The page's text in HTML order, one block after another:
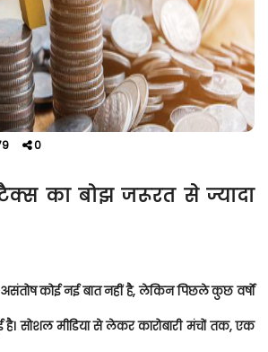
0
का बोझ जरूरत से ज्यादा
कोई नई बात नहीं है, लेकिन पिछले कुछ वर्षों
है। सोशल मीडिया से लेकर कारोबारी मंचों तक, एक